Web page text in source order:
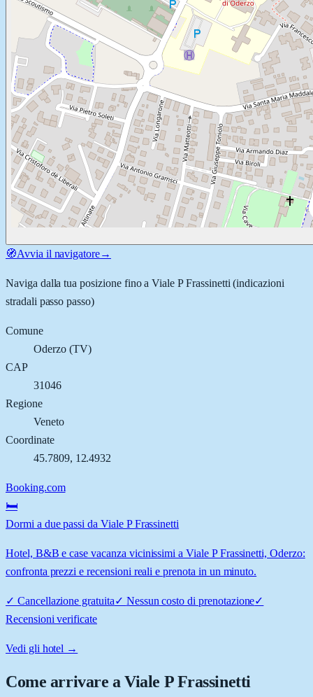
🧭Avvia il navigatore→
Naviga dalla tua posizione fino aViale P Frassinetti (indicazioni
stradali passo passo)
Comune
Oderzo(TV)
CAP
31046
Regione
Veneto
Coordinate
45.7809, 12.4932
Booking.com
🛏️
Dormi a due passi da Viale P Frassinetti
Hotel, B&B e case vacanza vicinissimi a Viale P Frassinetti, Oderzo:
confronta prezzi e recensioni reali e prenota in un minuto.
✓ Cancellazione gratuita✓ Nessun costo di prenotazione✓
Recensioni verificate
Vedi gli hotel →
Come arrivare aViale P Frassinetti